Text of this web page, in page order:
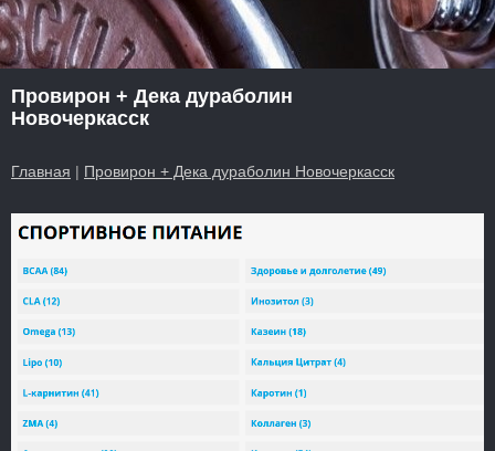
Провирон + Дека дураболин
Новочеркасск
Главная | Провирон + Дека дураболин Новочеркасск